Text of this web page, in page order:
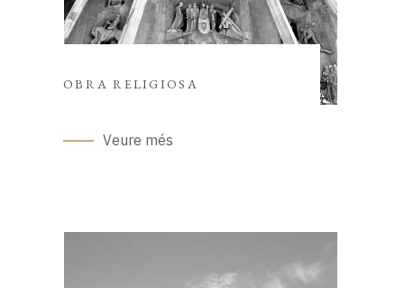
OBRA RELIGIOSA
Veure més